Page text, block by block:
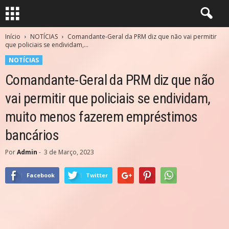
Início NOTÍCIAS
Comandante-Geral da PRM diz que não vai permitir
que policiais se endividam,...
NOTÍCIAS
Comandante-Geral da PRM diz que não
vai permitir que policiais se endividam,
muito menos fazerem empréstimos
bancários
PorAdmin - 3 de Março, 2023
Facebook Twitter